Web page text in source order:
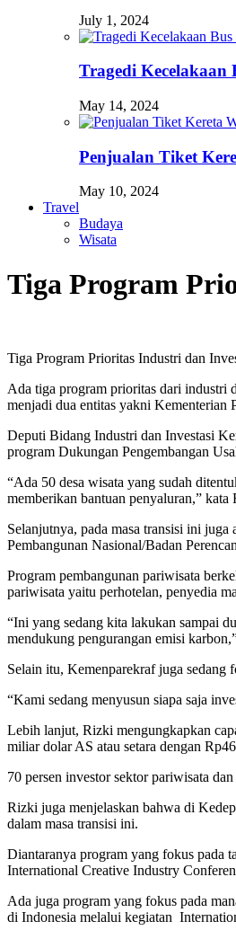
July 1, 2024
Tragedi
May 14, 2024
Penjualan Tiket
May 10, 2024
Travel
Budaya
Wisata
Tiga Program
Tiga Program Prioritas Industri dan
Ada tiga program prioritas dari industri
menjadi dua entitas yakni Kementerian
Deputi Bidang Industri dan Investasi
program Dukungan Pengembangan
“Ada 50 desa wisata yang sudah
memberikan bantuan penyaluran,” kata
Selanjutnya, pada masa transisi ini
Pembangunan Nasional/Badan
Program pembangunan pariwisata
pariwisata yaitu perhotelan, penyedia
“Ini yang sedang kita lakukan sampai
mendukung pengurangan emisi
Selain itu, Kemenparekraf juga sedang
“Kami sedang menyusun siapa saja
Lebih lanjut, Rizki mengungkapkan
miliar dolar AS atau setara dengan
70 persen investor sektor pariwisata
Rizki juga menjelaskan bahwa di
dalam masa transisi ini.
Diantaranya program yang fokus pada
International Creative Industry
Ada juga program yang fokus pada
di Indonesia melalui kegiatan